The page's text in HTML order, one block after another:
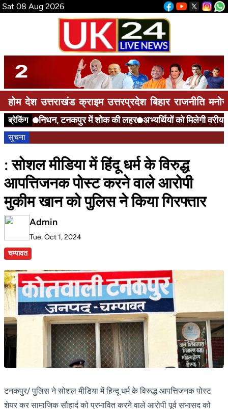
Sat 08 Aug 2026
होम देश उत्तराखंड क्राइम उत्तरप्रदेश बिहार राजनीति
ब्रेकिंगनिधन, टनकपुर में शोक की लहर अभ्यर्थियों को मिलेगी वरीयता
सुचना
: सोशल मीडिया में हिंदू धर्म के विरुद्ध
आपत्तिजनक पोस्ट करने वाले आरोपी
मुकीम खान को पुलिस ने किया गिरफ्तार
Admin
Tue, Oct 1, 2024
चम्पावत
टनकपुर/ पुलिस ने सोशल मीडिया में हिन्दू धर्म के विरूद्ध आपत्तिजनक पोस्ट
शेयर कर सामाजिक सौहार्द को प्रभावित करने वाले आरोपी पूर्व सभासद को